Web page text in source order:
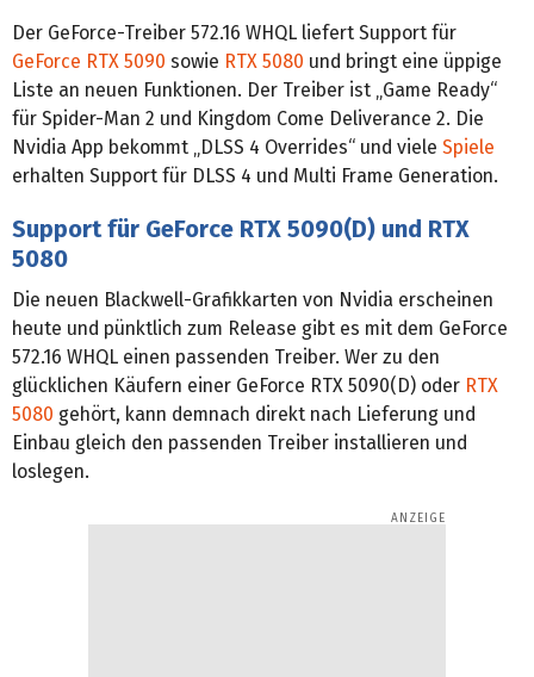
Der GeForce-Treiber 572.16 WHQL liefert Support für
GeForce RTX 5090 sowie RTX 5080 und bringt eine üppige
Liste an neuen Funktionen. Der Treiber ist „Game Ready“
für Spider-Man 2 und Kingdom Come Deliverance 2. Die
Nvidia App bekommt „DLSS 4 Overrides“ und viele Spiele
erhalten Support für DLSS 4 und Multi Frame Generation.
Support für GeForce RTX 5090(D) und RTX
5080
Die neuen Blackwell-Grafikkarten von Nvidia erscheinen
heute und pünktlich zum Release gibt es mit dem GeForce
572.16 WHQL einen passenden Treiber. Wer zu den
glücklichen Käufern einer GeForce RTX 5090(D) oder RTX
5080 gehört, kann demnach direkt nach Lieferung und
Einbau gleich den passenden Treiber installieren und
loslegen.